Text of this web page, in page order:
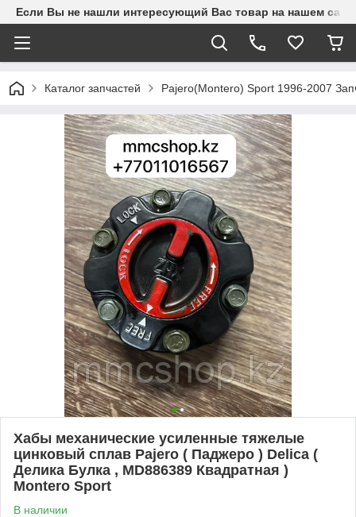
Если Вы не нашли интересующий Вас товар на нашем
Каталог запчастей Pajero(Montero) Sport 1996-2007
Хабы механические усиленные тяжелые
цинковый сплав Pajero ( Паджеро ) Delica (
Делика Булка , MD886389 Квадратная )
Montero Sport
В наличии